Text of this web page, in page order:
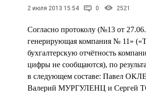
2 июля 2013 15:54 0 2521
Согласно протоколу (№13 от
генерирующая компания № 11»
бухгалтерскую отчётность
цифры не сообщаются), по
в следующем составе: Павел
Валерий МУРГУЛЕНЦ и Сергей